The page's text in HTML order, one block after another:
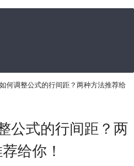
何调整公式的行间距？两种方法推荐给
公式的行间距？两
给你！